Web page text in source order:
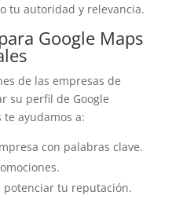
tu autoridad y relevancia.
Google Maps
de las empresas de
su perfil de Google
te ayudamos a:
con palabras clave.
potenciar tu reputación.